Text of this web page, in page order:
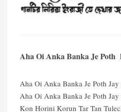
Aha Oi Anka Banka Je Poth
Aha Oi Anka Banka Je Poth Jay
Aha Oi Anka Banka Je Poth Jay
Kon Horini Korun Tar Tan